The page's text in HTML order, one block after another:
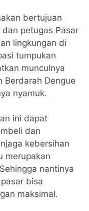
bertujuan
petugas Pasar
lingkungan di
tumpukan
munculnya
Berdarah Dengue
nyamuk.
ini dapat
dan
kebersihan
merupakan
nantinya
bisa
maksimal.